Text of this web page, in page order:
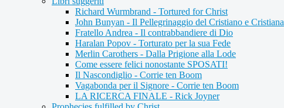
Richard Wurmbrand - Tortured for Christ
John Bunyan - Il Pellegrinaggio del Cristiano e Cristiana
Fratello Andrea - Il contrabbandiere di Dio
Haralan Popov - Torturato per la sua Fede
Merlin Carothers - Dalla Prigione alla Lode
Come essere felici nonostante SPOSATI!
Il Nascondiglio - Corrie ten Boom
Vagabonda per il Signore - Corrie ten Boom
LA RICERCA FINALE - Rick Joyner